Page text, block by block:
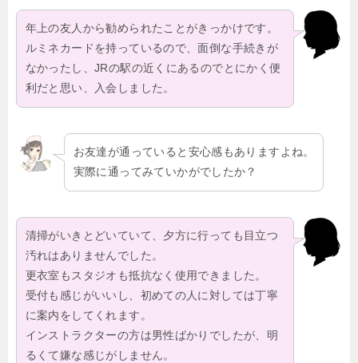
年上の友人から勧められたことがきっかけです。
ルミネカードを持っているので、面倒な手続きが
なかったし、JRの駅の近くにあるのでとにかく便
利だと思い、入会しました。
お友達が通っていると安心感もありますよね。
実際に通ってみていかがでしたか？
清掃がいきとどいていて、夕方に行っても目立つ
汚れはありませんでした。
更衣室もスタジオも抵抗なく使用できました。
受付も感じがいいし、初めての人に対しては丁寧
に案内をしてくれます。
インストラクターの方は男性ばかりでしたが、明
るくて嫌な感じがしません。